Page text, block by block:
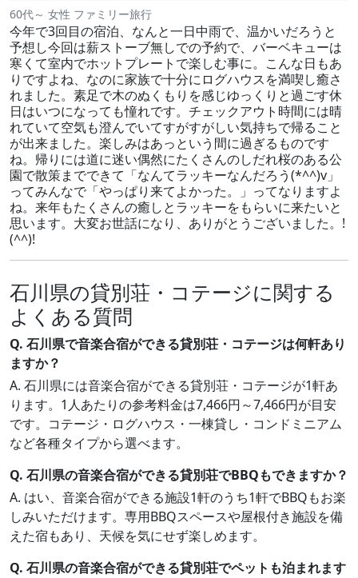
60代～ 女性 ファミリー旅行
今年で3回目の宿泊、なんと一日中雨で、温かいだろうと
予想し今回は薪ストーブ無しでの予約で、バーベキューは
寒くて室内でホットプレートで楽しむ事に。こんな日もあ
りですよね、なのに家族で十分にログハウスを満喫し癒さ
れました。素足で木のぬくもりを感じゆっくりと過ごす休
日はいつになっても憧れです。チェックアウト時間には晴
れていて空気も澄んでいてすがすがしい気持ちで帰ること
が出来ました。楽しみはあっという間に過ぎるものです
ね。帰りには道に迷い偶然にたくさんのしだれ桜のある公
園で散策までできて「なんてラッキーなんだろう(*^^)v」
ってみんなで「やっぱり来てよかった。」ってなりますよ
ね。来年もたくさんの癒しとラッキーをもらいに来たいと
思います。大変お世話になり、ありがとうございました。!
(^^)!
石川県の貸別荘・コテージに関する
よくある質問
Q. 石川県で音楽合宿ができる貸別荘・コテージは何軒あり
ますか？
A. 石川県には音楽合宿ができる貸別荘・コテージが1軒あ
ります。1人あたりの参考料金は7,466円～7,466円が目安
です。コテージ・ログハウス・一棟貸し・コンドミニアム
など各種タイプから選べます。
Q. 石川県の音楽合宿ができる貸別荘でBBQもできますか？
A. はい、音楽合宿ができる施設1軒のうち1軒でBBQもお楽
しみいただけます。専用BBQスペースや屋根付き施設を備
えた宿もあり、天候を気にせず楽しめます。
Q. 石川県の音楽合宿ができる貸別荘でペットも泊まれます